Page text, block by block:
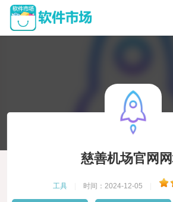
慈善机场官网
工具 时间：2024-12-05